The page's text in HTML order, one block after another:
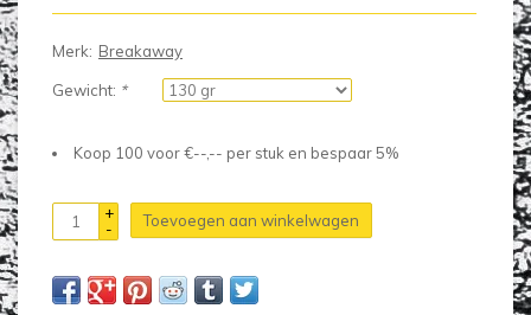
Merk: Breakaway
Gewicht: *
Koop 100 voor €--,-- per stuk en bespaar 5%
+
-
Toevoegen aan winkelwagen